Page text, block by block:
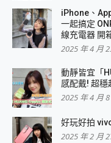
iPhone、
一起搞定
線充電器 開
2025 年 4 月
動靜皆宜「
感配戴! 超
2025 年 4 月
好玩好拍
2025 年 2 月